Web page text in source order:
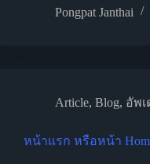
Pongpat Janthai
Article, Blog, อัพ
หน้าแรก หรือหน้า